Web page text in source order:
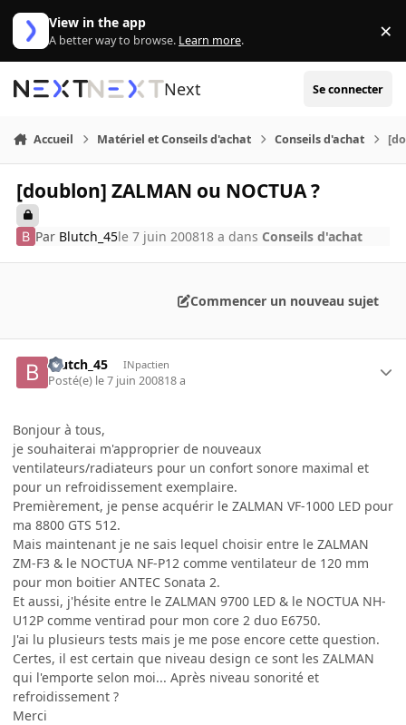
Aller au contenu
View in the app
A better way to browse. Learn more. ×
Next Se connecter
Accueil Matériel et Conseils d'achat Conseils d'achat
[doublon] ZALMAN ou NOCTUA ?
Par Blutch_45le 7 juin 200818 a dans Conseils d'achat
Commencer un nouveau sujet
Blutch_45 INpactien
Posté(e) le 7 juin 200818 a
Bonjour à tous,
je souhaiterai m'approprier de nouveaux
ventilateurs/radiateurs pour un confort sonore maximal et
pour un refroidissement exemplaire.
Premièrement, je pense acquérir le ZALMAN VF-1000 LED pour
ma 8800 GTS 512.
Mais maintenant je ne sais lequel choisir entre le ZALMAN
ZM-F3 & le NOCTUA NF-P12 comme ventilateur de 120 mm
pour mon boitier ANTEC Sonata 2.
Et aussi, j'hésite entre le ZALMAN 9700 LED & le NOCTUA NH-
U12P comme ventirad pour mon core 2 duo E6750.
J'ai lu plusieurs tests mais je me pose encore cette question.
Certes, il est certain que niveau design ce sont les ZALMAN
qui l'emporte selon moi... Après niveau sonorité et
refroidissement ?
Merci